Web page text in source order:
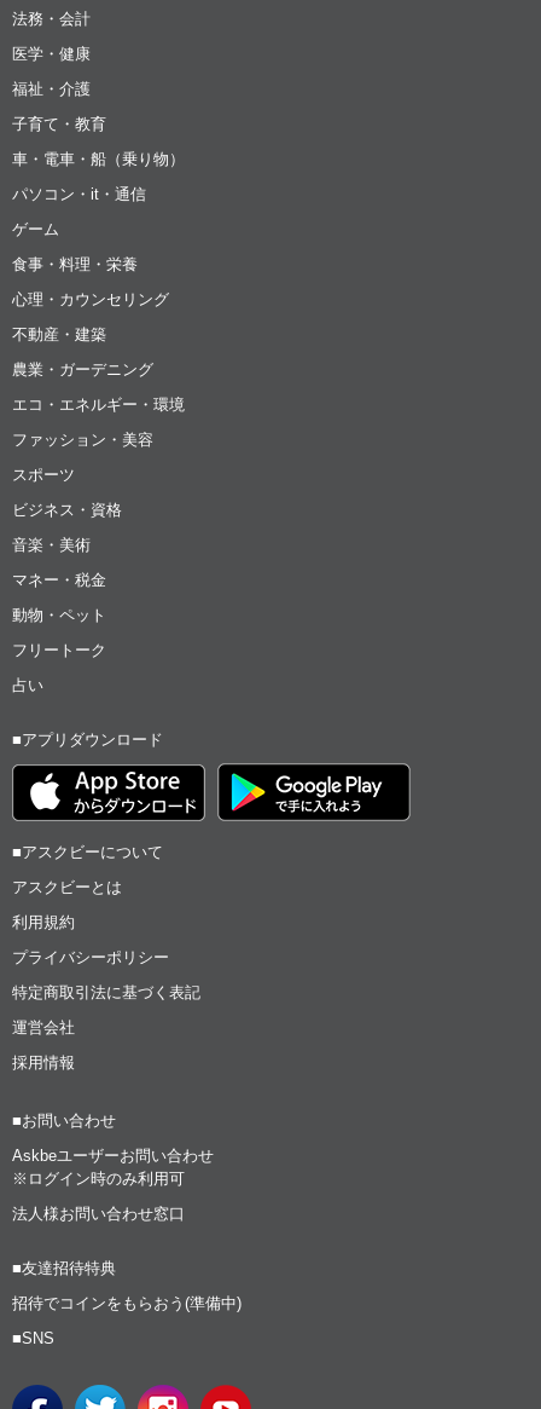
法務・会計
医学・健康
福祉・介護
子育て・教育
車・電車・船（乗り物）
パソコン・it・通信
ゲーム
食事・料理・栄養
心理・カウンセリング
不動産・建築
農業・ガーデニング
エコ・エネルギー・環境
ファッション・美容
スポーツ
ビジネス・資格
音楽・美術
マネー・税金
動物・ペット
フリートーク
占い
■アプリダウンロード
■アスクビーについて
アスクビーとは
利用規約
プライバシーポリシー
特定商取引法に基づく表記
運営会社
採用情報
■お問い合わせ
Askbeユーザーお問い合わせ
※ログイン時のみ利用可
法人様お問い合わせ窓口
■友達招待特典
招待でコインをもらおう(準備中)
■SNS